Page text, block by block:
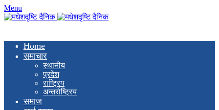
Menu
Home
समाचार
स्थानीय
प्रदेश
राष्ट्रिय
अन्तर्राष्ट्रिय
समाज